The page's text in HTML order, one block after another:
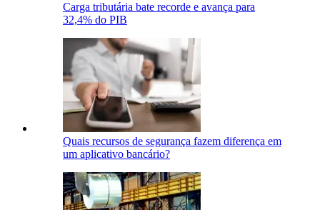
Carga tributária bate recorde e avança para
32,4% do PIB
Quais recursos de segurança fazem diferença em
um aplicativo bancário?